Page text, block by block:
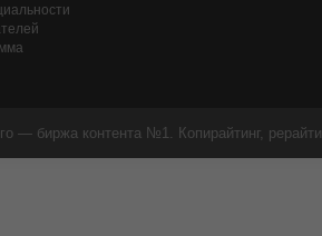
— биржа контента №1. Копирайтинг,